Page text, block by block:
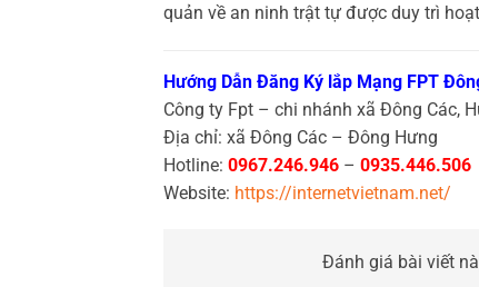
quản về an ninh trật tự được duy trì
Hướng Dẫn Đăng Ký lắp Mạng FPT
Công ty Fpt – chi nhánh xã Đông Các,
Địa chỉ: xã Đông Các – Đông Hưng
Hotline: 0967.246.946 – 0935.446.506
Website: https://internetvietnam.net/
Đánh giá bài viết